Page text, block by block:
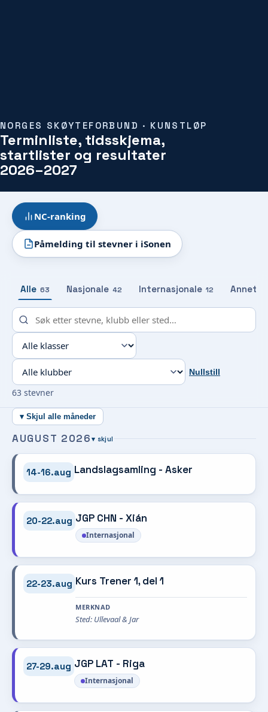
NORGES SKØYTEFORBUND · KUNSTLØP
Terminliste, tidsskjema,
startlister og resultater
2026–2027
NC-ranking
Påmelding til stevner i iSonen
Alle 63 Nasjonale 42 Internasjonale 12 Annet
Nullstill
63 stevner
▾ Skjul alle måneder
AUGUST 2026 ▾ skjul
14-16.aug Landslagsamling - Asker
20-22.aug JGP CHN - Xián
Internasjonal
22-23.aug Kurs Trener 1, del 1
MERKNAD
Sted: Ullevaal & Jar
27-29.aug JGP LAT - Riga
Internasjonal